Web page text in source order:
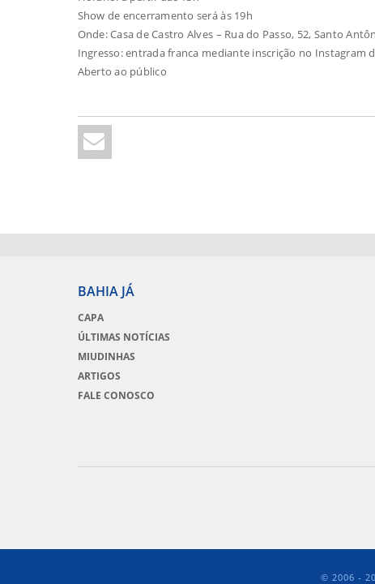
Show de encerramento será às 19h
Onde: Casa de Castro Alves – Rua do Passo, 52, Santo
Ingresso: entrada franca mediante inscrição no Instagram
Aberto ao público
BAHIA JÁ
CAPA
ÚLTIMAS NOTÍCIAS
MIUDINHAS
ARTIGOS
FALE CONOSCO
© 2006 -